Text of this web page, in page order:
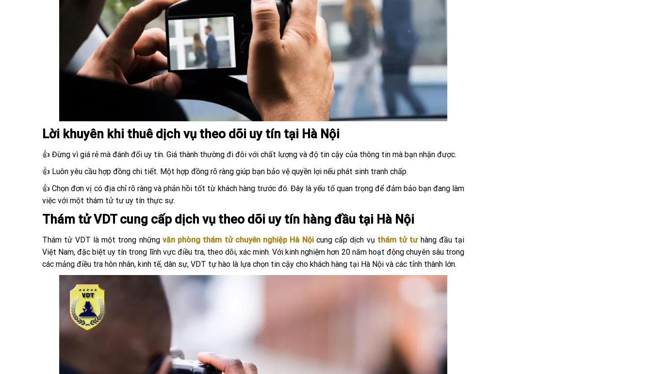
Lời khuyên khi thuê dịch vụ theo dõi uy tín tại Hà Nội
👍 Đừng vì giá rẻ mà đánh đổi uy tín. Giá thành thường đi đôi với chất lượng và độ tin cậy của thông tin mà bạn nhận được.
👍 Luôn yêu cầu hợp đồng chi tiết. Một hợp đồng rõ ràng giúp bạn bảo vệ quyền lợi nếu phát sinh tranh chấp.
👍 Chọn đơn vị có địa chỉ rõ ràng và phản hồi tốt từ khách hàng trước đó. Đây là yếu tố quan trọng để đảm bảo bạn đang làm
việc với một thám tử tư uy tín thực sự.
Thám tử VDT cung cấp dịch vụ theo dõi uy tín hàng đầu tại Hà Nội
Thám tử VDT là một trong những văn phòng thám tử chuyên nghiệp Hà Nộicung cấp dịch vụ thám tử tưhàng đầu tại
Việt Nam, đặc biệt uy tín trong lĩnh vực điều tra, theo dõi, xác minh. Với kinh nghiệm hơn 20 năm hoạt động chuyên sâu trong
các mảng điều tra hôn nhân, kinh tế, dân sự, VDT tự hào là lựa chọn tin cậy cho khách hàng tại Hà Nội và các tỉnh thành lớn.